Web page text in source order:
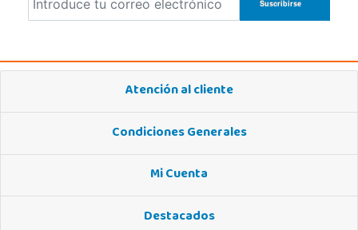
Atención al cliente
Condiciones Generales
Mi Cuenta
Destacados